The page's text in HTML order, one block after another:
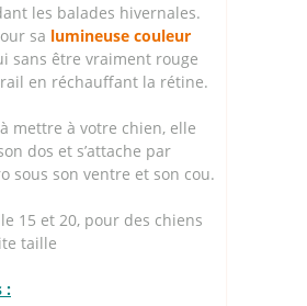
les balades hivernales.
sa lumineuse couleur
sans être vraiment rouge
en réchauffant la rétine.
mettre à votre chien, elle
dos et s’attache par
sous son ventre et son cou.
15 et 20, pour des chiens
taille
: